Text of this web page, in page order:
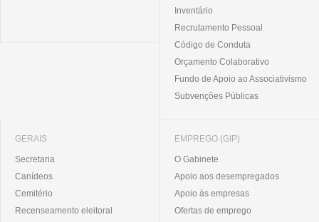
Inventário
Recrutamento Pessoal
Código de Conduta
Orçamento Colaborativo
Fundo de Apoio ao Associativismo
Subvenções Públicas
GERAIS
Secretaria
Canídeos
Cemitério
Recenseamento eleitoral
EMPREGO (GIP)
O Gabinete
Apoio aos desempregados
Apoio às empresas
Ofertas de emprego